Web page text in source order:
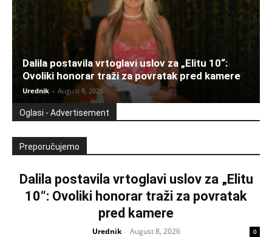
Dalila postavila vrtoglavi uslov za „Elitu 10“:
Ovoliki honorar traži za povratak pred kamere
Urednik - August 8, 2026
Oglasi - Advertisement
Preporučujemo
Dalila postavila vrtoglavi uslov za „Elitu
10“: Ovoliki honorar traži za povratak
pred kamere
Urednik - August 8, 2026 0